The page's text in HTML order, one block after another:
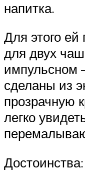
напитка.
Для этого ей
для двух
импульсном
сделаны из
прозрачную
легко
Достоинства: